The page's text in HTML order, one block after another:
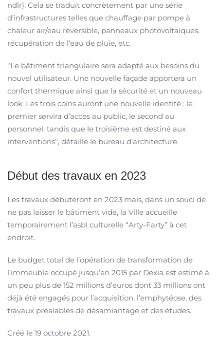
ndlr). Cela se traduit concrètement par une série
d’infrastructures telles que chauffage par pompe à
chaleur air/eau réversible, panneaux photovoltaïques,
récupération de l’eau de pluie, etc.
“Le bâtiment triangulaire sera adapté aux besoins du
nouvel utilisateur. Une nouvelle façade apportera un
confort thermique ainsi que la sécurité et un nouveau
look. Les trois coins auront une nouvelle identité : le
premier servira d’accès au public, le second au
personnel, tandis que le troisième est destiné aux
interventions“, détaille le bureau d’architecture.
Début des travaux en 2023
Les travaux débuteront en 2023 mais, dans un souci de
ne pas laisser le bâtiment vide, la Ville accueille
temporairement l’asbl culturelle “Arty-Farty” à cet
endroit.
Le budget total de l’opération de transformation de
l’immeuble occupé jusqu’en 2015 par Dexia est estimé à
un peu plus de 152 millions d’euros dont 33 millions ont
déjà été engagés pour l’acquisition, l’emphytéose, des
travaux préalables de désamiantage et des études.
Créé le 19 octobre 2021.